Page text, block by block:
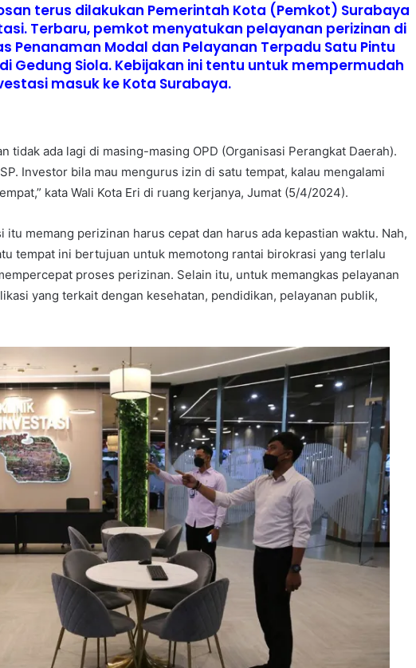
terus dilakukan Pemerintah Kota (Pemkot) Surabaya
Terbaru, pemkot menyatukan pelayanan perizinan di
Penanaman Modal dan Pelayanan Terpadu Satu Pintu
Gedung Siola. Kebijakan ini tentu untuk mempermudah
masuk ke Kota Surabaya.
tidak ada lagi di masing-masing OPD (Organisasi Perangkat Daerah).
Investor bila mau mengurus izin di satu tempat, kalau mengalami
kata Wali Kota Eri di ruang kerjanya, Jumat (5/4/2024).
memang perizinan harus cepat dan harus ada kepastian waktu. Nah,
tempat ini bertujuan untuk memotong rantai birokrasi yang terlalu
proses perizinan. Selain itu, untuk memangkas pelayanan
yang terkait dengan kesehatan, pendidikan, pelayanan publik,